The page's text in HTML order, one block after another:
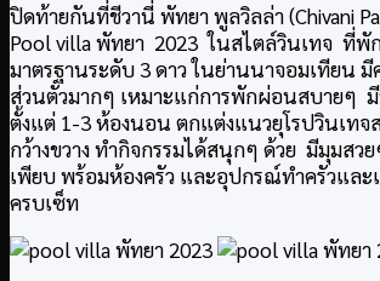
ปิดท้ายกันที่ชีวานี่ พัทยา พูลวิลล่า (Chivani
Pool villa พัทยา 2023 ในสไตล์วินเทจ ที่พั
มาตรฐานระดับ 3 ดาว ในย่านนาจอมเทียน
ส่วนตัวมากๆ เหมาะแก่การพักผ่อนสบายๆ
ตั้งแต่ 1-3 ห้องนอน ตกแต่งแนวยุโรปวินเท
กว้างขวาง ทำกิจกรรมได้สนุกๆ ด้วย มีมุมสว
เพียบ พร้อมห้องครัว และอุปกรณ์ทำครัวและ
ครบเซ็ท